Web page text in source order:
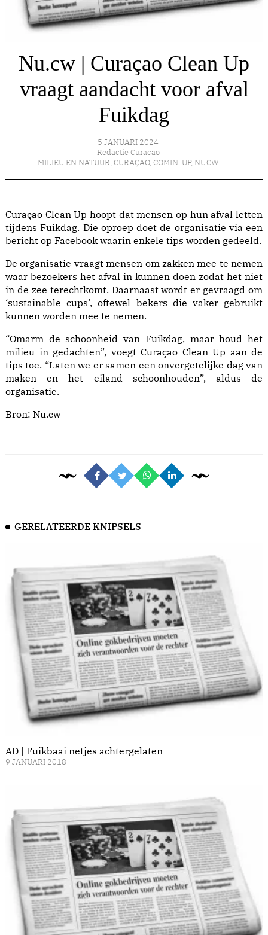
Nu.cw | Curaçao Clean Up
vraagt aandacht voor afval
Fuikdag
5 JANUARI 2024
Redactie Curacao
MILIEU EN NATUUR, CURAÇAO, COMIN' UP, NU.CW
Curaçao Clean Up hoopt dat mensen op hun afval letten
tijdens Fuikdag. Die oproep doet de organisatie via een
bericht op Facebook waarin enkele tips worden gedeeld.
De organisatie vraagt mensen om zakken mee te nemen
waar bezoekers het afval in kunnen doen zodat het niet
in de zee terechtkomt. Daarnaast wordt er gevraagd om
‘sustainable cups’, oftewel bekers die vaker gebruikt
kunnen worden mee te nemen.
“Omarm de schoonheid van Fuikdag, maar houd het
milieu in gedachten”, voegt Curaçao Clean Up aan de
tips toe. “Laten we er samen een onvergetelijke dag van
maken en het eiland schoonhouden”, aldus de
organisatie.
Bron: Nu.cw
GERELATEERDE KNIPSELS
AD | Fuikbaai netjes achtergelaten
9 JANUARI 2018